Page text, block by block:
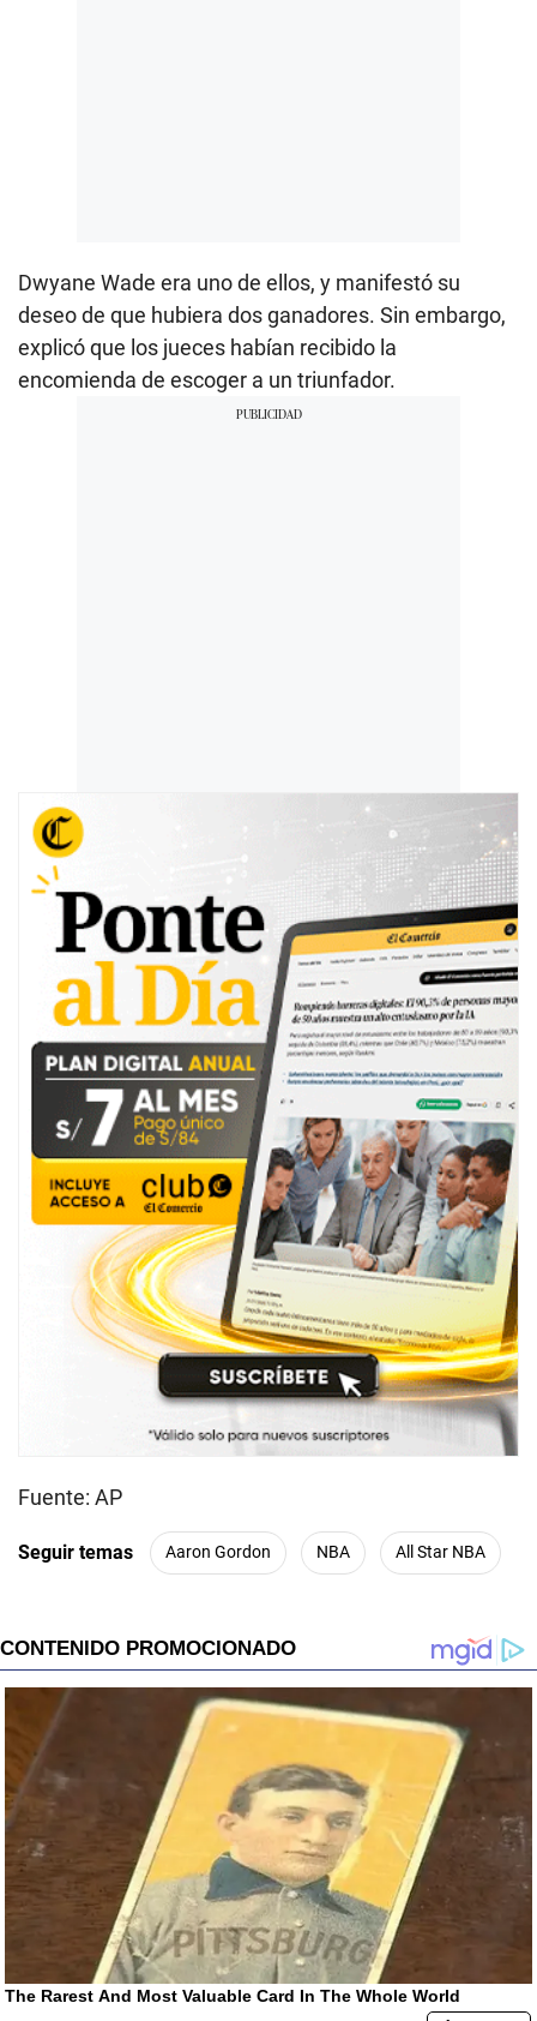
Dwyane Wade era uno de ellos, y manifestó su
deseo de que hubiera dos ganadores. Sin embargo,
explicó que los jueces habían recibido la
encomienda de escoger a un triunfador.
Fuente: AP
Seguir temas Aaron Gordon NBA All Star NBA